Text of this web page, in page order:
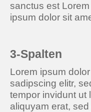
sanctus est
ipsum dolor sit
3-Spalten
Lorem ipsum
sadipscing elitr,
tempor invidunt ut
aliquyam erat,